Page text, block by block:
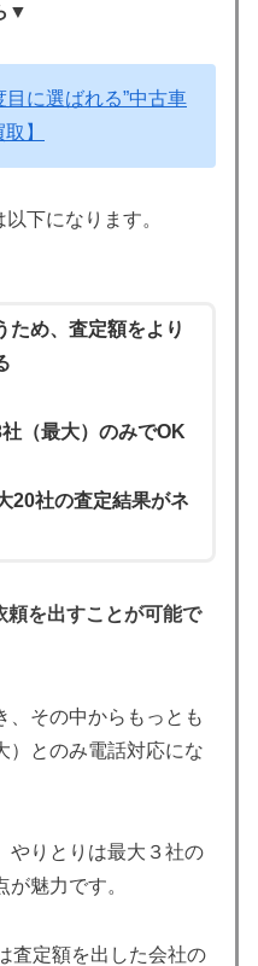
▼
に選ばれる”中古車
】
下になります。
ため、査定額をより
（最大）のみでOK
20社の査定結果がネ
頼を出すことが可能で
、その中からもっとも
）とのみ電話対応にな
やりとりは最大３社の
魅力です。
査定額を出した会社の